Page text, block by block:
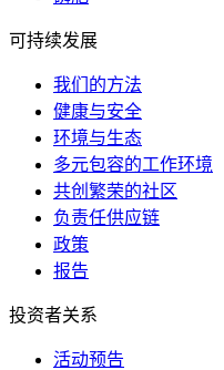
可持续发展
我们的方法
健康与安全
环境与生态
多元包容的工作环境
共创繁荣的社区
负责任供应链
政策
报告
投资者关系
活动预告